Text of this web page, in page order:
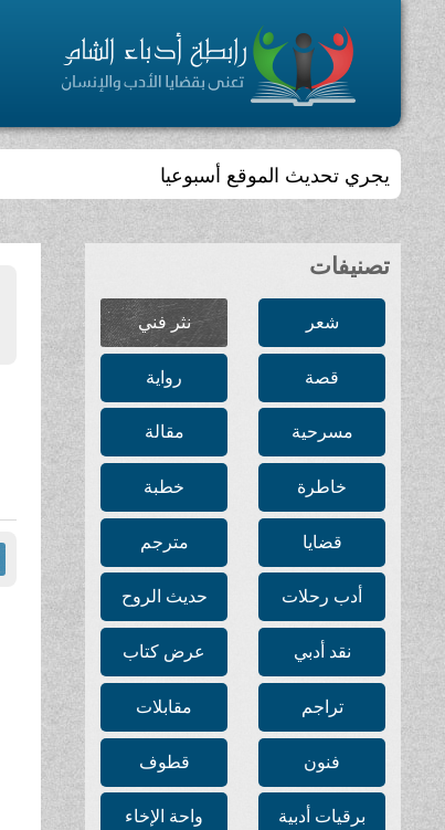
يجري تحديث الموقع أسبوعيا
تصنيفات
شعر نثر فني
قصة رواية
مسرحية مقالة
خاطرة خطبة
قضايا مترجم
أدب رحلات حديث الروح
نقد أدبي عرض كتاب
تراجم مقابلات
فنون قطوف
برقيات أدبية واحة الإخاء